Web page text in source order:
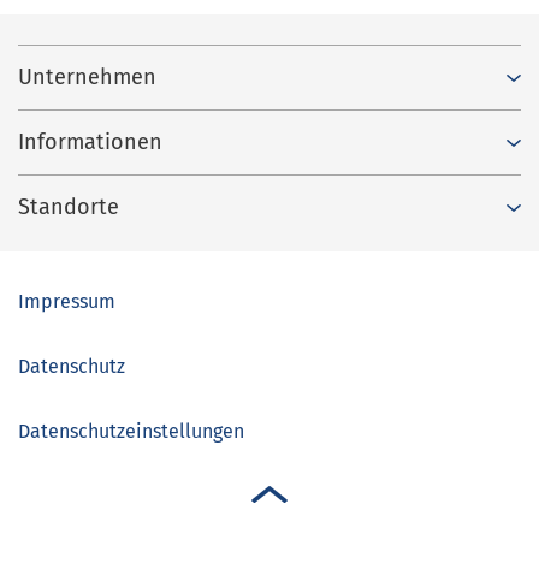
Unternehmen
Informationen
Standorte
Impressum
Datenschutz
Datenschutzeinstellungen
nach oben